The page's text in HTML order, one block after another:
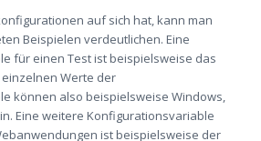
auf sich hat, kann man
Beispielen verdeutlichen. Eine
für einen Test ist beispielsweise das
Werte der
können also beispielsweise Windows,
Eine weitere Konfigurationsvariable
ist beispielsweise der